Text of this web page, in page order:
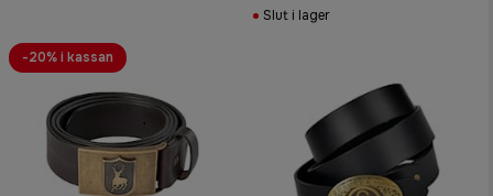
Slut i lager
-20% i kassan